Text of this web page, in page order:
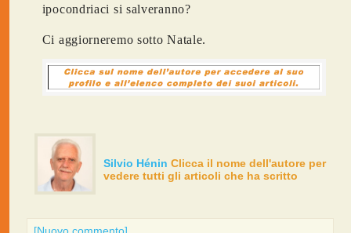
ipocondriaci si salveranno?
Ci aggiorneremo sotto Natale.
Silvio Hénin Clicca il nome dell'autore per
vedere tutti gli articoli che ha scritto